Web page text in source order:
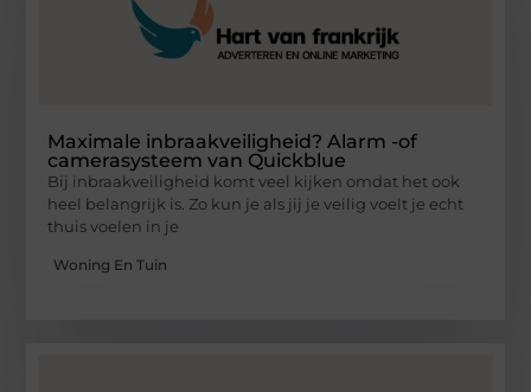
Maximale inbraakveiligheid? Alarm -of
camerasysteem van Quickblue
Bij inbraakveiligheid komt veel kijken omdat het ook
heel belangrijk is. Zo kun je als jij je veilig voelt je echt
thuis voelen in je
Woning En Tuin